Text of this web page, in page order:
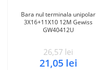
Bara nul terminala unipolar
3X16+11X10 12M Gewiss
GW40412U
26,57 lei
21,05 lei